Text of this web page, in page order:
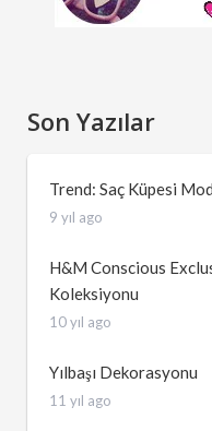
Son Yazılar
Trend: Saç Küpesi
9 yıl ago
H&M Conscious
Koleksiyonu
10 yıl ago
Yılbaşı Dekorasyonu
11 yıl ago